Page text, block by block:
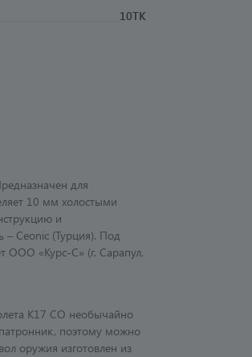
10ТК
для
10 мм холостыми
и
– Ceonic (Турция). Под
ООО «Курс-С» (г. Сарапул,
К17 СО необычайно
поэтому можно
оружия изготовлен из